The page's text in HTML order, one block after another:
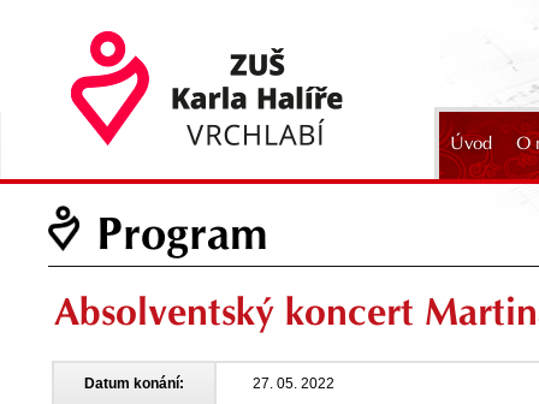
Úvod O
Program
Absolventský koncert
Datum konání: 27. 05. 2022